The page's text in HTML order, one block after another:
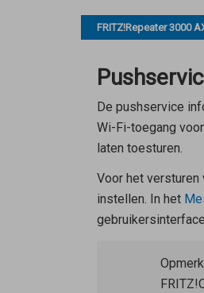
FRITZ!Repeater 3000
De pushservice
Wi-Fi-toegang
laten toesturen.
Voor het
instellen. In het